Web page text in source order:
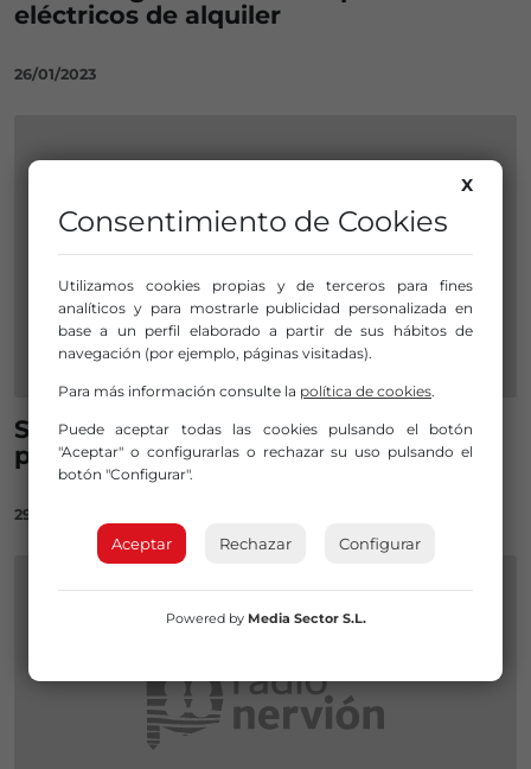
eléctricos de alquiler
26/01/2023
Sestao controlará el buen uso de
patinetes y otros vehículos
29/06/2022
X
Consentimiento de Cookies
Utilizamos cookies propias y de terceros para fines
analíticos y para mostrarle publicidad personalizada en
base a un perfil elaborado a partir de sus hábitos de
navegación (por ejemplo, páginas visitadas).
Para más información consulte la política de cookies.
Puede aceptar todas las cookies pulsando el botón
"Aceptar" o configurarlas o rechazar su uso pulsando el
botón "Configurar".
Aceptar Rechazar Configurar
Powered by Media Sector S.L.